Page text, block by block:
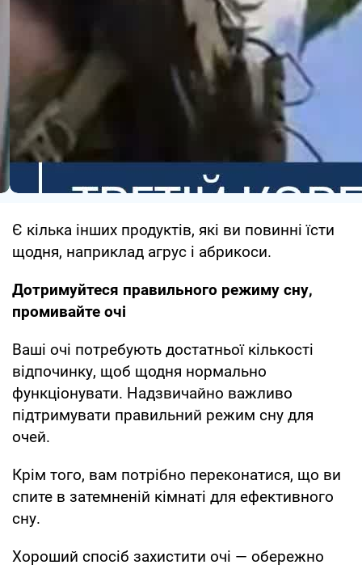
Є кілька інших продуктів, які ви повинні їсти
щодня, наприклад агрус і абрикоси.
Дотримуйтеся правильного режиму сну,
промивайте очі
Ваші очі потребують достатньої кількості
відпочинку, щоб щодня нормально
функціонувати. Надзвичайно важливо
підтримувати правильний режим сну для
очей.
Крім того, вам потрібно переконатися, що ви
спите в затемненій кімнаті для ефективного
сну.
Хороший спосіб захистити очі — обережно